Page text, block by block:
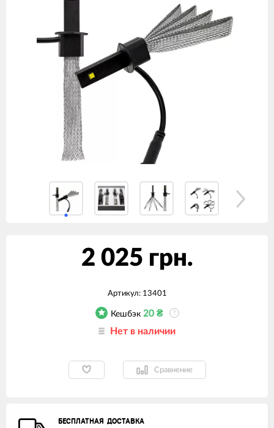
2 025 грн.
Артикул: 13401
Кешбэк 20₴ ?
Нет в наличии
Сравнение
БЕСПЛАТНАЯ ДОСТАВКА